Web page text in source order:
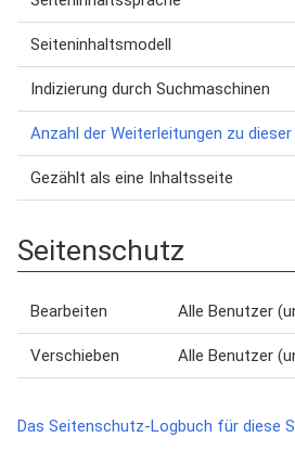
Seiteninhaltsmodell
Indizierung durch Suchmaschinen
Anzahl der Weiterleitungen zu dieser
Gezählt als eine Inhaltsseite
Seitenschutz
Bearbeiten Alle Benutzer
Verschieben Alle Benutzer
Das Seitenschutz-Logbuch für diese